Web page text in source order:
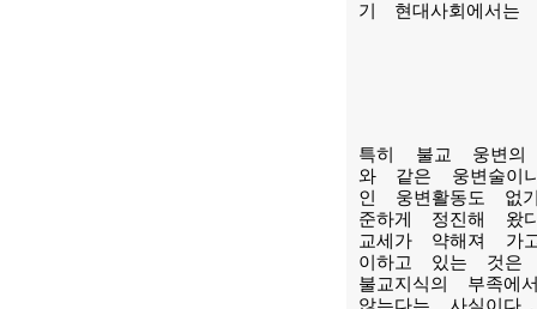
기 현대사회에서
특히 불교 웅변의
와 같은 웅변술이
인 웅변활동도 없
준하게 정진해 왔
교세가 약해져 가
이하고 있는 것은
불교지식의 부족